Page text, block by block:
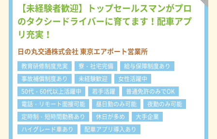
ハイヤードライバーです。運転技術は
もとより、サービス・マナーにも優れ
たプロフェッショナル・ドライバーと
自動車株式会社（T1） りんかい線
「東雲駅」より徒歩5分 無料シャトル
バス運行有 2）羽田営業所／大田区 ※
国際自動車株式会社（T1） 京急本線
「平和島駅」より徒歩15分 無料シャ
トルバス運行有 3）台東営業所／台東
区 ※国際自動車株式会社（T1） JR常
磐線、東京メトロ日比谷線、つくばエ
クスプレス線「南千住駅」より徒歩
★未経験スタート向けの研修充実?
まずは普通自動車第二種免許を取得し
（全額会社負担）、その後に地理や接
客を学びます。
研修中も日給をお支払いします。
国際自動車は業界最大手の一つであ
り、「kmブランド」の安定感から多
くのお客さまに選ばれています。「ホ
客さまの笑顔を、私たちの喜びとし
て」をモットーに掲げ「おもてなし」
の最先端にいることを目指していま
す。 ■国際自動車のタクシードライ
バーが未経験でも、ペーパードライバ
ーでもできます！ 入社後約2ヶ月の充
実した研修プラン＆入社後のフォロ
ー、赤坂には研修のために「kmグル
ープ赤坂ホスピタリティカレッジ」を
新設、教育を専門にしている講師が
【未経験者歓迎】トップセールスマンがプロ
のタクシードライバーに育てます！配車アプ
リ充実！
日の丸交通株式会社 東京エアポート営業所
教育研修制度充実 寮・社宅完備
給与保障制度あり
事故補償制度あり
未経験歓迎
女性活躍中
50代・60代以上活躍中
若手活躍
普通免許のみでOK
電話・リモート面接可能
昼日勤のみ可能
夜勤のみ可能
定時制・短時間勤務あり
休日が多め
大手企業
ハイグレード車あり
配車アプリ導入あり